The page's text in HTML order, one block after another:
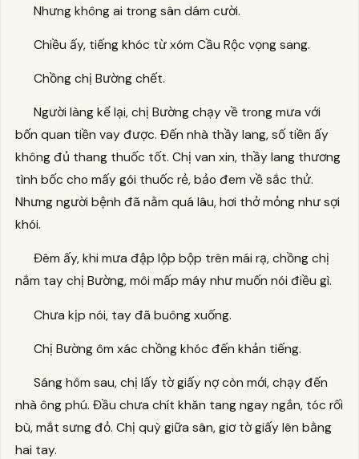
Nhưng không ai trong sân dám cười.
Chiều ấy, tiếng khóc từ xóm Cầu Rộc vọng sang.
Chồng chị Bường chết.
Người làng kể lại, chị Bường chạy về trong mưa với
bốn quan tiền vay được. Đến nhà thầy lang, số tiền ấy
không đủ thang thuốc tốt. Chị van xin, thầy lang thương
tình bốc cho mấy gói thuốc rẻ, bảo đem về sắc thử.
Nhưng người bệnh đã nằm quá lâu, hơi thở mỏng như sợi
khói.
Đêm ấy, khi mưa đập lộp bộp trên mái rạ, chồng chị
nắm tay chị Bường, môi mấp máy như muốn nói điều gì.
Chưa kịp nói, tay đã buông xuống.
Chị Bường ôm xác chồng khóc đến khản tiếng.
Sáng hôm sau, chị lấy tờ giấy nợ còn mới, chạy đến
nhà ông phú. Đầu chưa chít khăn tang ngay ngắn, tóc rối
bù, mắt sưng đỏ. Chị quỳ giữa sân, giơ tờ giấy lên bằng
hai tay.